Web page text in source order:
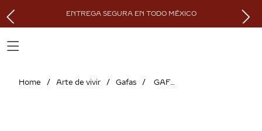
ENTREGA SEGURA EN TODO MÉXICO
Arte de vivir Gafas GAFAS DE SOL PANTHÈRE DE CARTIER